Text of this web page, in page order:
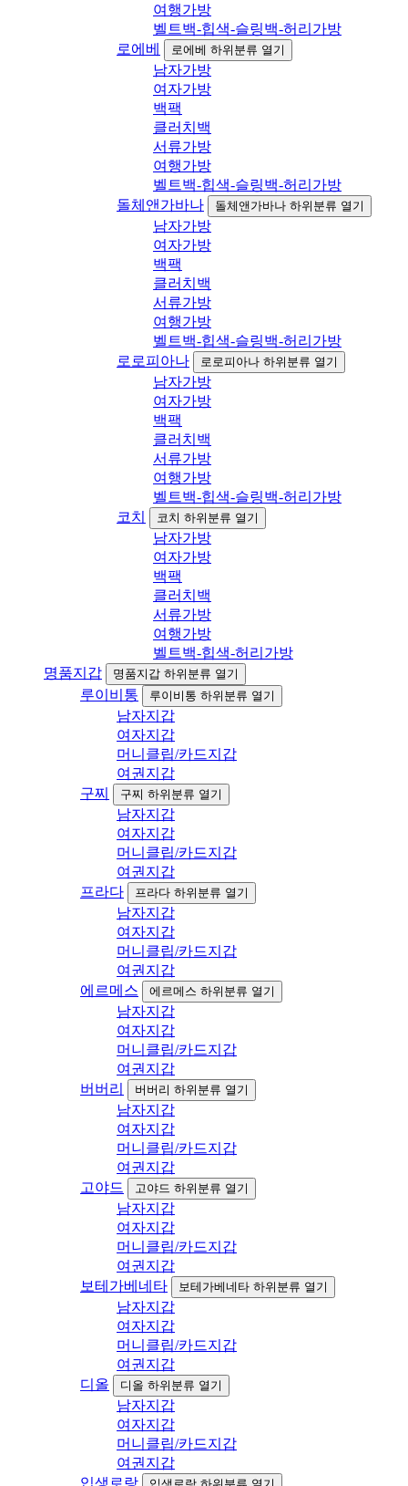
여행가방
벨트백-힙색-슬링백-허리가방
로에베
로에베 하위분류 열기
남자가방
여자가방
백팩
클러치백
서류가방
여행가방
벨트백-힙색-슬링백-허리가방
돌체앤가바나
돌체앤가바나 하위분류 열기
남자가방
여자가방
백팩
클러치백
서류가방
여행가방
벨트백-힙색-슬링백-허리가방
로로피아나
로로피아나 하위분류 열기
남자가방
여자가방
백팩
클러치백
서류가방
여행가방
벨트백-힙색-슬링백-허리가방
코치
코치 하위분류 열기
남자가방
여자가방
백팩
클러치백
서류가방
여행가방
벨트백-힙색-허리가방
명품지갑
명품지갑 하위분류 열기
루이비통 루이비통 하위분류 열기
남자지갑
여자지갑
머니클립/카드지갑
여권지갑
구찌
구찌 하위분류 열기
남자지갑
여자지갑
머니클립/카드지갑
여권지갑
프라다
프라다 하위분류 열기
남자지갑
여자지갑
머니클립/카드지갑
여권지갑
에르메스
에르메스 하위분류 열기
남자지갑
여자지갑
머니클립/카드지갑
여권지갑
버버리
버버리 하위분류 열기
남자지갑
여자지갑
머니클립/카드지갑
여권지갑
고야드
고야드 하위분류 열기
남자지갑
여자지갑
머니클립/카드지갑
여권지갑
보테가베네타
보테가베네타 하위분류 열기
남자지갑
여자지갑
머니클립/카드지갑
여권지갑
디올
디올 하위분류 열기
남자지갑
여자지갑
머니클립/카드지갑
여권지갑